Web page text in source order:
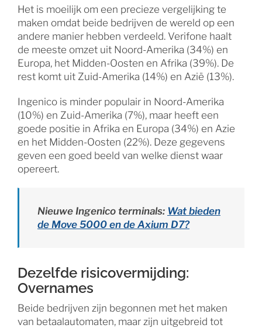
Het is moeilijk om een precieze vergelijking te
maken omdat beide bedrijven de wereld op een
andere manier hebben verdeeld. Verifone haalt
de meeste omzet uit Noord-Amerika (34%) en
Europa, het Midden-Oosten en Afrika (39%). De
rest komt uit Zuid-Amerika (14%) en Azië (13%).
Ingenico is minder populair in Noord-Amerika
(10%) en Zuid-Amerika (7%), maar heeft een
goede positie in Afrika en Europa (34%) en Azie
en het Midden-Oosten (22%). Deze gegevens
geven een goed beeld van welke dienst waar
opereert.
Nieuwe Ingenico terminals: Wat bieden
de Move 5000 en de Axium D7?
Dezelfde risicovermijding:
Overnames
Beide bedrijven zijn begonnen met het maken
van betaalautomaten, maar zijn uitgebreid tot